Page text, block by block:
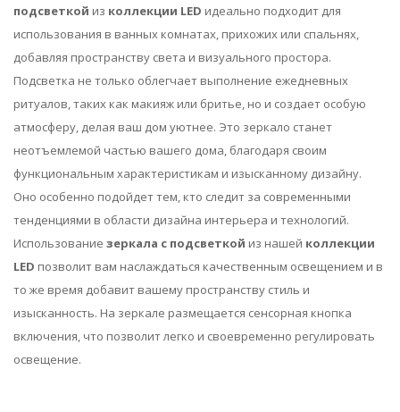
подсветкой из коллекции LED идеально подходит для
использования в ванных комнатах, прихожих или спальнях,
добавляя пространству света и визуального простора.
Подсветка не только облегчает выполнение ежедневных
ритуалов, таких как макияж или бритье, но и создает особую
атмосферу, делая ваш дом уютнее. Это зеркало станет
неотъемлемой частью вашего дома, благодаря своим
функциональным характеристикам и изысканному дизайну.
Оно особенно подойдет тем, кто следит за современными
тенденциями в области дизайна интерьера и технологий.
Использование зеркала с подсветкой из нашей коллекции
LED позволит вам наслаждаться качественным освещением и в
то же время добавит вашему пространству стиль и
изысканность. На зеркале размещается сенсорная кнопка
включения, что позволит легко и своевременно регулировать
освещение.